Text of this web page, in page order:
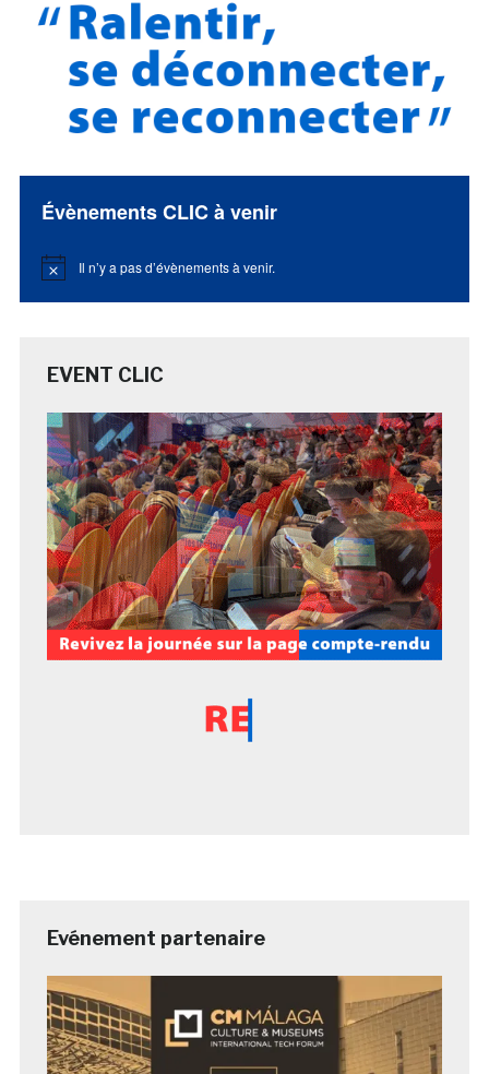
Évènements CLIC à venir
Notice Il n’y a pas d’évènements à venir.
EVENT CLIC
Evénement partenaire